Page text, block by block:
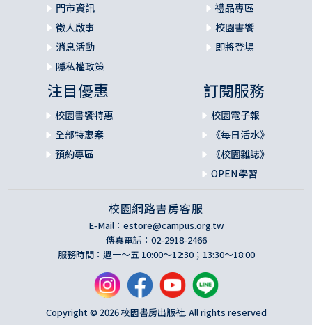
門市資訊
徵人啟事
消息活動
隱私權政策
禮品專區
校園書饗
即將登場
注目優惠
校園書饗特惠
全部特惠案
預約專區
訂閱服務
校園電子報
《每日活水》
《校園雜誌》
OPEN學習
校園網路書房客服
E-Mail： estore@campus.org.tw
傳真電話：02-2918-2466
服務時間：週一～五 10:00～12:30；13:30～18:00
Copyright © 2026 校園書房出版社. All rights reserved